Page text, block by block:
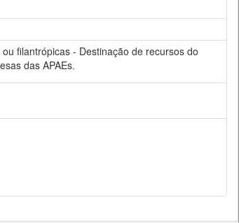
filantrópicas - Destinação de recursos do
das APAEs.